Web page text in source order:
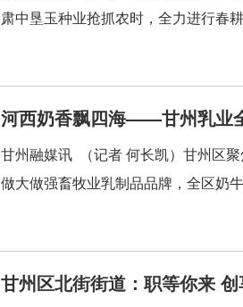
肃中垦玉种业抢抓农时，全力进行春
河西奶香飘四海——甘州乳业
甘州融媒讯 （记者 何长凯）甘州区
做大做强畜牧业乳制品品牌，全区奶
甘州区北街街道：职等你来